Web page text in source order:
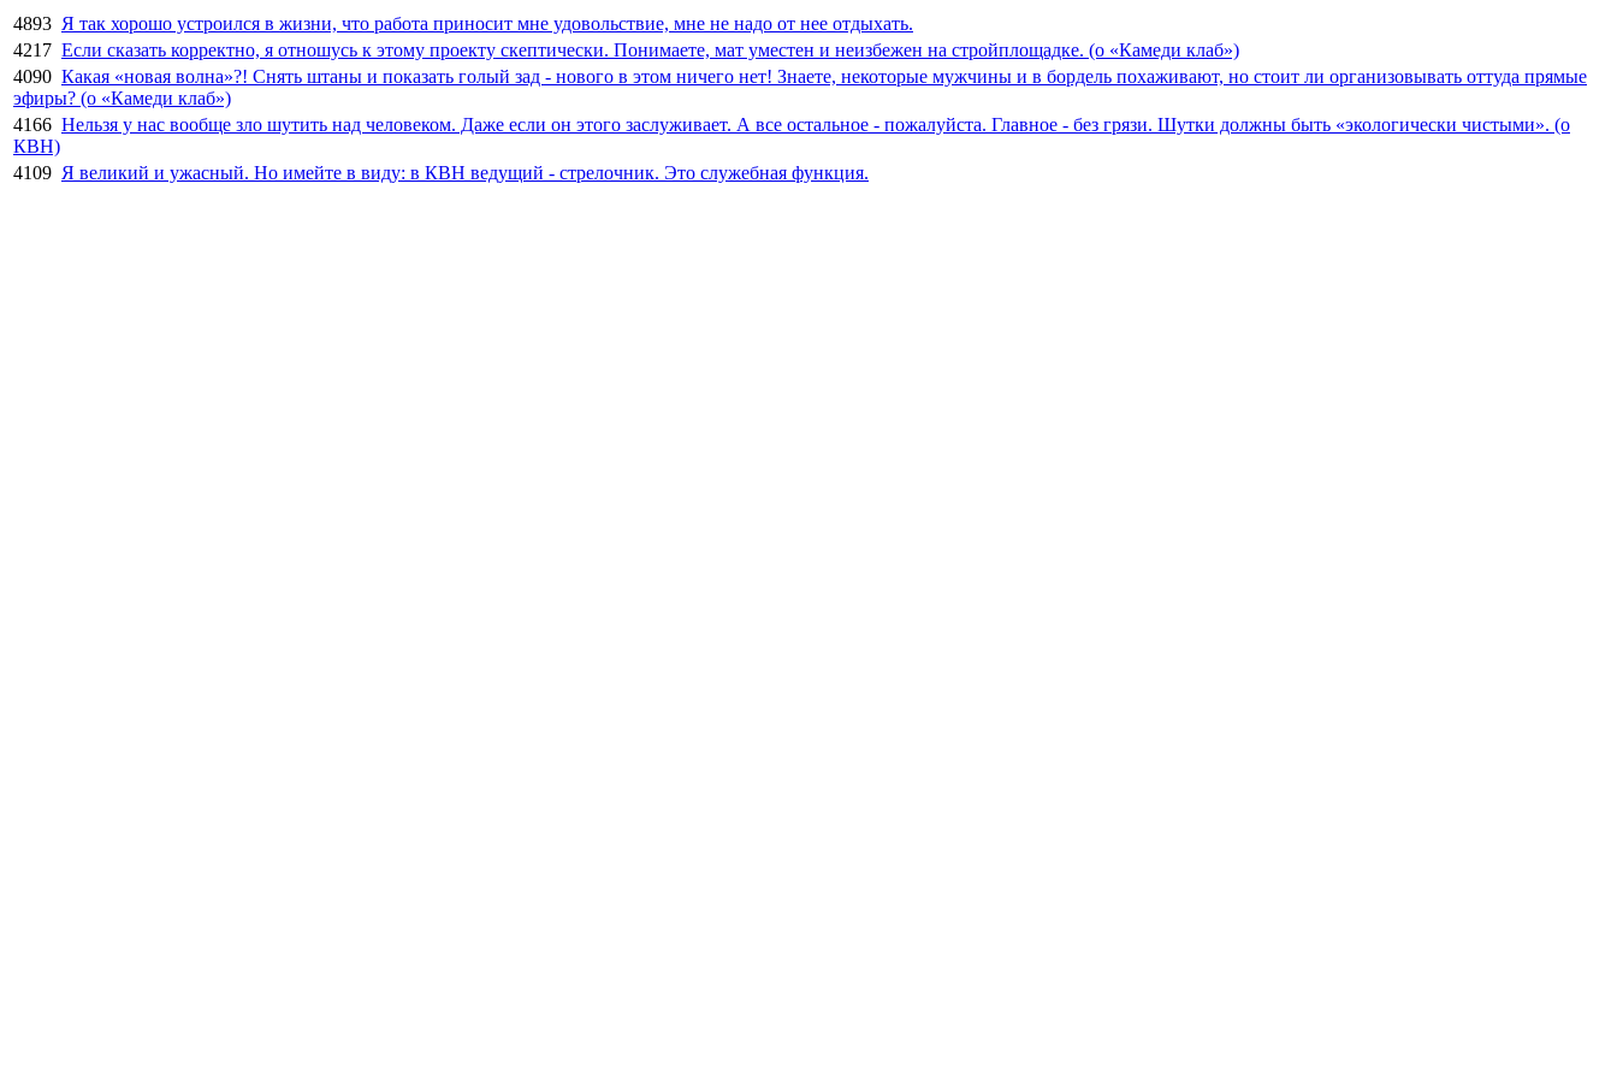
4893 Я так хорошо устроился в жизни, что работа приносит мне удовольствие, мне не надо от нее отдыхать.
4217 Если сказать корректно, я отношусь к этому проекту скептически. Понимаете, мат уместен и неизбежен на стройплощадке. (о «Камеди клаб»)
4090 Какая «новая волна»?! Снять штаны и показать голый зад - нового в этом ничего нет! Знаете, некоторые мужчины и в бордель похаживают, но стоит ли организовывать оттуда прямые
эфиры? (о «Камеди клаб»)
4166 Нельзя у нас вообще зло шутить над человеком. Даже если он этого заслуживает. А все остальное - пожалуйста. Главное - без грязи. Шутки должны быть «экологически чистыми». (о
КВН)
4109 Я великий и ужасный. Но имейте в виду: в КВН ведущий - стрелочник. Это служебная функция.